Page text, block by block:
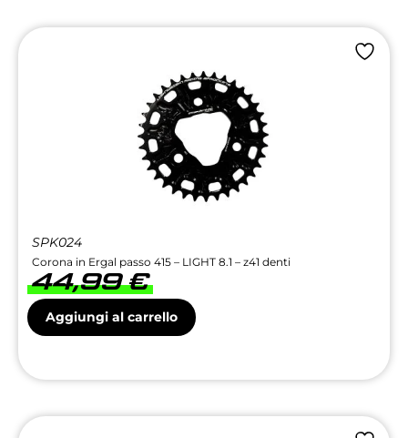
SPK024
Corona in Ergal passo 415 – LIGHT 8.1 – z41 denti
44,99€
Aggiungi al carrello